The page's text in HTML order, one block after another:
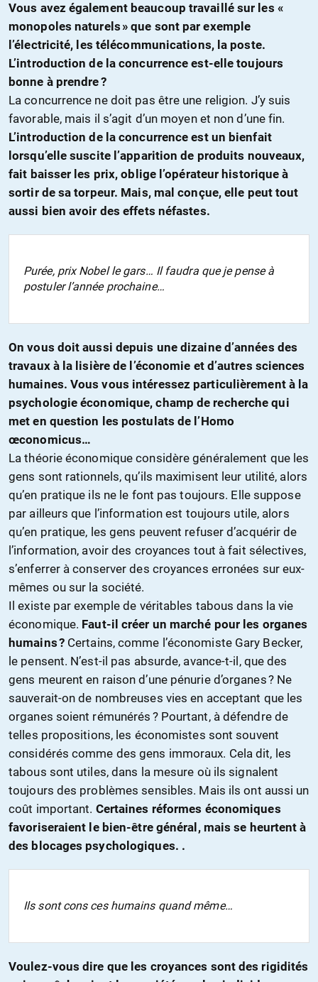
Vous avez également beaucoup travaillé sur les «
monopoles naturels » que sont par exemple
l’électricité, les télécommunications, la poste.
L’introduction de la concurrence est-elle toujours
bonne à prendre ?
La concurrence ne doit pas être une religion. J’y suis
favorable, mais il s’agit d’un moyen et non d’une fin.
L’introduction de la concurrence est un bienfait
lorsqu’elle suscite l’apparition de produits nouveaux,
fait baisser les prix, oblige l’opérateur historique à
sortir de sa torpeur. Mais, mal conçue, elle peut tout
aussi bien avoir des effets néfastes.
Purée, prix Nobel le gars… Il faudra que je pense à
postuler l’année prochaine…
On vous doit aussi depuis une dizaine d’années des
travaux à la lisière de l’économie et d’autres sciences
humaines. Vous vous intéressez particulièrement à la
psychologie économique, champ de recherche qui
met en question les postulats de l’Homo
œconomicus…
La théorie économique considère généralement que les
gens sont rationnels, qu’ils maximisent leur utilité, alors
qu’en pratique ils ne le font pas toujours. Elle suppose
par ailleurs que l’information est toujours utile, alors
qu’en pratique, les gens peuvent refuser d’acquérir de
l’information, avoir des croyances tout à fait sélectives,
s’enferrer à conserver des croyances erronées sur eux-
mêmes ou sur la société.
Il existe par exemple de véritables tabous dans la vie
économique. Faut-il créer un marché pour les organes
humains ?Certains, comme l’économiste Gary Becker,
le pensent. N’est-il pas absurde, avance-t-il, que des
gens meurent en raison d’une pénurie d’organes ? Ne
sauverait-on de nombreuses vies en acceptant que les
organes soient rémunérés ? Pourtant, à défendre de
telles propositions, les économistes sont souvent
considérés comme des gens immoraux. Cela dit, les
tabous sont utiles, dans la mesure où ils signalent
toujours des problèmes sensibles. Mais ils ont aussi un
coût important. Certaines réformes économiques
favoriseraient le bien-être général, mais se heurtent à
des blocages psychologiques. .
Ils sont cons ces humains quand même…
Voulez-vous dire que les croyances sont des rigidités